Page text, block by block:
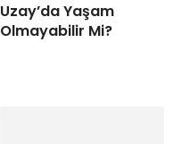
Uzay’da Yaşam
Olmayabilir Mi?